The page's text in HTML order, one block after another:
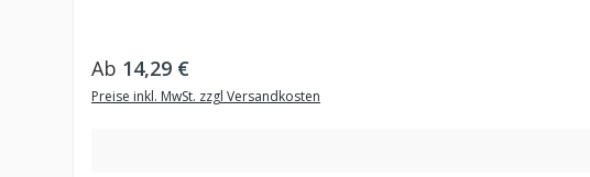
Regulärer Preis:
Ab 14,29 €
Preise inkl. MwSt. zzgl Versandkosten